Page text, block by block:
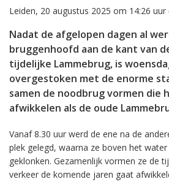
Leiden, 20 augustus 2025 om 14:26
Nadat de afgelopen dagen al
bruggenhoofd aan de kant van
tijdelijke Lammebrug, is
overgestoken met de enorme
samen de noodbrug vormen die
afwikkelen als de oude
Vanaf 8.30 uur werd de ene na de
plek gelegd, waarna ze boven het
geklonken. Gezamenlijk vormen ze de
verkeer de komende jaren gaat